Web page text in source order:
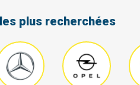
plus recherchées